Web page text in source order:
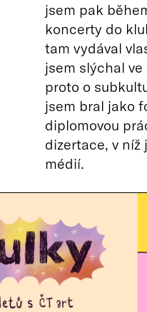
jsem pak
koncerty do
tam vydával
jsem slýchal
proto o
jsem bral jako
diplomovou
dizertace, v níž
médií.